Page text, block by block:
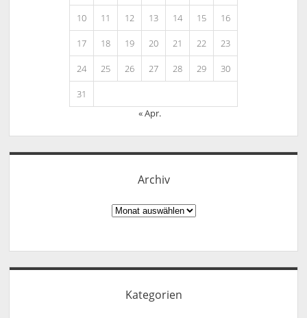
10 11 12 13 14 15 16
17 18 19 20 21 22 23
24 25 26 27 28 29 30
31
« Apr.
Archiv
Archiv
Kategorien